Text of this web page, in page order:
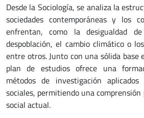
Desde la Sociología, se analiza la
sociedades contemporáneas y los
enfrentan, como la desigualdad
despoblación, el cambio climático o
entre otros. Junto con una sólida base
plan de estudios ofrece una
métodos de investigación
sociales, permitiendo una
social actual.